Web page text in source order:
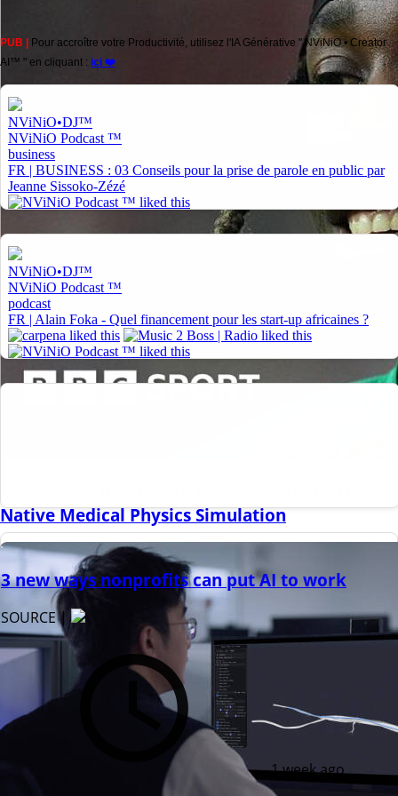
Native Medical Physics Simulation
PUB | Pour accroître votre Productivité, utilisez l'IA Générative " NViNiO • Creator
AI™ " en cliquant : ici ❤️
3 new ways nonprofits can put AI to work
SOURCE |
1 week ago